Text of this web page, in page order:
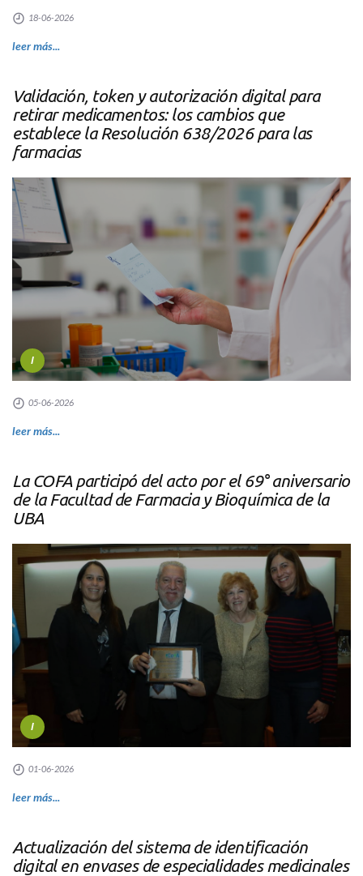
18-06-2026
leer más...
Validación, token y autorización digital para
retirar medicamentos: los cambios que
establece la Resolución 638/2026 para las
farmacias
I
05-06-2026
leer más...
La COFA participó del acto por el 69° aniversario
de la Facultad de Farmacia y Bioquímica de la
UBA
I
01-06-2026
leer más...
Actualización del sistema de identificación
digital en envases de especialidades medicinales